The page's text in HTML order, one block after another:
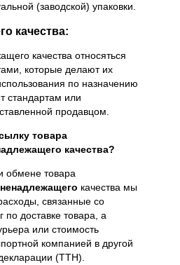
(заводской) упаковки.
качества:
качества относяться
которые делают их
по назначению
стандартам или
продавцом.
товара
качества?
обмене товара
ненадлежащего качества мы
связанные со
по доставке товара, а
или стоимость
компанией в другой
(ТТН).